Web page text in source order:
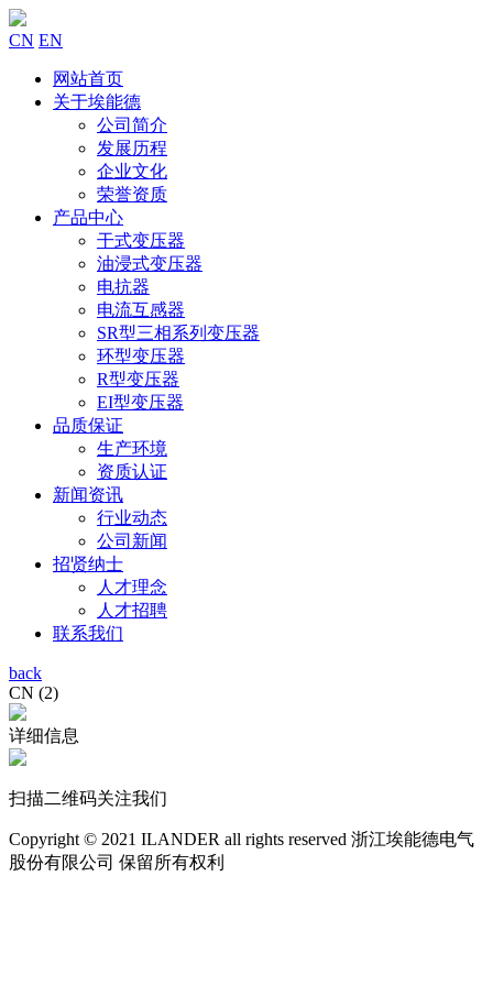
CN EN
网站首页
关于埃能德
公司简介
发展历程
企业文化
荣誉资质
产品中心
干式变压器
油浸式变压器
电抗器
电流互感器
SR型三相系列变压器
环型变压器
R型变压器
EI型变压器
品质保证
生产环境
资质认证
新闻资讯
行业动态
公司新闻
招贤纳士
人才理念
人才招聘
联系我们
back
CN (2)
详细信息
扫描二维码关注我们
Copyright © 2021 ILANDER all rights reserved 浙江埃能德电气
股份有限公司 保留所有权利